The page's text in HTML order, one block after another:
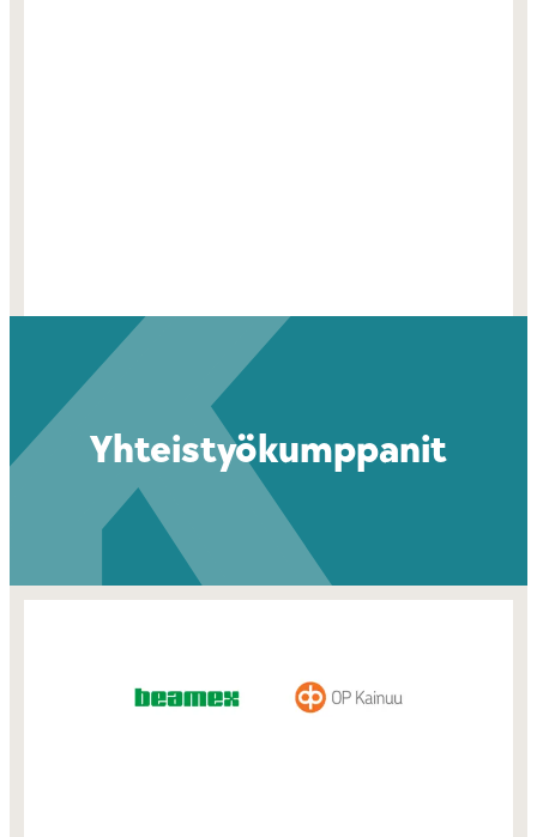
Yhteistyökumppanit